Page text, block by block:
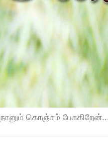
நானும் கொஞ்சம்